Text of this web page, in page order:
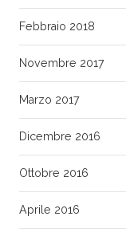
Febbraio 2018
Novembre 2017
Marzo 2017
Dicembre 2016
Ottobre 2016
Aprile 2016